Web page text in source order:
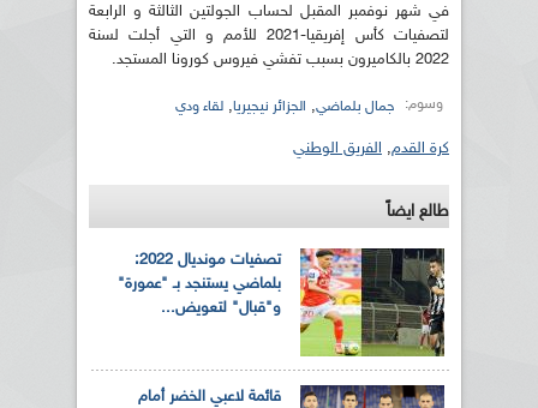
في شهر نوفمبر المقبل لحساب الجولتين الثالثة و الرابعة
لتصفيات كأس إفريقيا-2021 للأمم و التي أجلت لسنة
2022 بالكاميرون بسبب تفشي فيروس كورونا المستجد.
وسوم: جمال بلماضي, الجزائر نيجيريا, لقاء ودي
كرة القدم, الفريق الوطني
طالع ايضاً
تصفيات مونديال 2022:
بلماضي يستنجد بـ "عمورة"
و"قبال" لتعويض...
قائمة لاعبي الخضر أمام